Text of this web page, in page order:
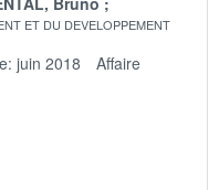
ET DU DEVELOPPEMENT
juin 2018
Affaire